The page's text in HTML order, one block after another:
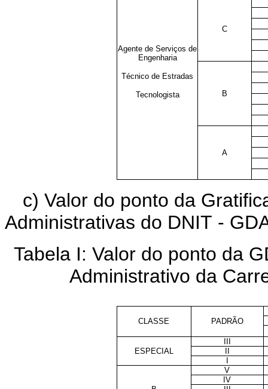
Agente de Serviços de
Engenharia
Técnico de Estradas
Tecnologista
C
B
A
c) Valor do ponto da
Administrativas do DNIT -
Tabela I: Valor do ponto da
Administrativo da
CLASSE PADRÃO
ESPECIAL
V
IV